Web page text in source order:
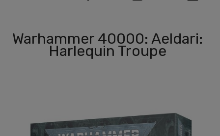
Warhammer 40000: Aeldari:
Harlequin Troupe